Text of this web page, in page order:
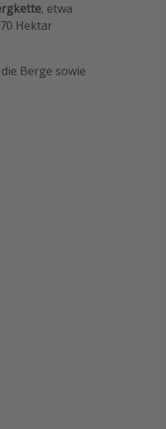
, etwa
Hektar
Berge sowie